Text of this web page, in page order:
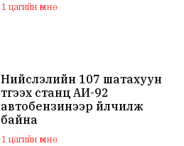
1 цагийн өмнө
Нийслэлийн 107 шатахуун
түгээх станц АИ-92
автобензинээр үйлчилж
байна
1 цагийн өмнө